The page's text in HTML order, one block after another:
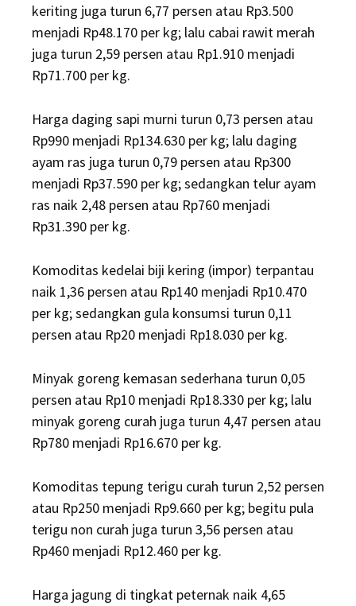
keriting juga turun 6,77 persen atau Rp3.500
menjadi Rp48.170 per kg; lalu cabai rawit merah
juga turun 2,59 persen atau Rp1.910 menjadi
Rp71.700 per kg.
Harga daging sapi murni turun 0,73 persen atau
Rp990 menjadi Rp134.630 per kg; lalu daging
ayam ras juga turun 0,79 persen atau Rp300
menjadi Rp37.590 per kg; sedangkan telur ayam
ras naik 2,48 persen atau Rp760 menjadi
Rp31.390 per kg.
Komoditas kedelai biji kering (impor) terpantau
naik 1,36 persen atau Rp140 menjadi Rp10.470
per kg; sedangkan gula konsumsi turun 0,11
persen atau Rp20 menjadi Rp18.030 per kg.
Minyak goreng kemasan sederhana turun 0,05
persen atau Rp10 menjadi Rp18.330 per kg; lalu
minyak goreng curah juga turun 4,47 persen atau
Rp780 menjadi Rp16.670 per kg.
Komoditas tepung terigu curah turun 2,52 persen
atau Rp250 menjadi Rp9.660 per kg; begitu pula
terigu non curah juga turun 3,56 persen atau
Rp460 menjadi Rp12.460 per kg.
Harga jagung di tingkat peternak naik 4,65